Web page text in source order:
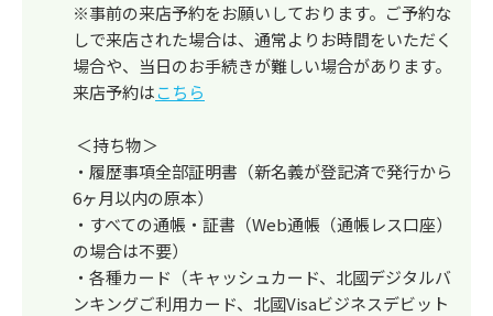
※事前の来店予約をお願いしております。ご予約な
しで来店された場合は、通常よりお時間をいただく
場合や、当日のお手続きが難しい場合があります。
来店予約はこちら
＜持ち物＞
・履歴事項全部証明書（新名義が登記済で発行から
6ヶ月以内の原本）
・すべての通帳・証書（Web通帳（通帳レス口座）
の場合は不要）
・各種カード（キャッシュカード、北國デジタルバ
ンキングご利用カード、北國Visaビジネスデビット